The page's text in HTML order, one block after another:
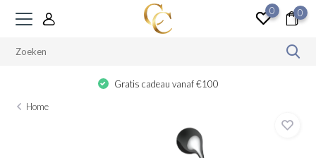
0 0
Gratis cadeau vanaf €100
Home